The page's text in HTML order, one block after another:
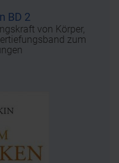
BD 2
von Körper,
zum